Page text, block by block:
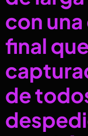
con
final
de